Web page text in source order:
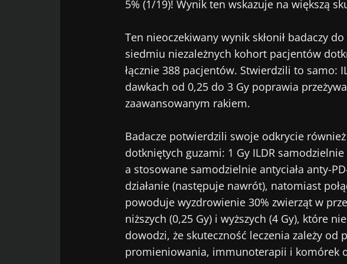
5% (1/19)! Wynik ten wskazuje na większą
Ten nieoczekiwany wynik skłonił badaczy
siedmiu niezależnych kohort pacjentów
łącznie 388 pacjentów. Stwierdzili to samo:
dawkach od 0,25 do 3 Gy poprawia
zaawansowanym rakiem.
Badacze potwierdzili swoje odkrycie
dotkniętych guzami: 1 Gy ILDR
a stosowane samodzielnie antyciała anty-
działanie (następuje nawrót), natomiast
powoduje wyzdrowienie 30% zwierząt w
niższych (0,25 Gy) i wyższych (4 Gy), które
dowodzi, że skuteczność leczenia zależy od
promieniowania, immunoterapii i komórek
Zamierzasz przekierować i
Bądź na
Dołącz do społeczności
„Microbiota Digest” i „Magazyn
bieżąco z najnowszymi
Nie
Dołącz do społeczności
„Microbiota Digest” i „Magazyn
bieżąco z najnowszymi
Chcę zaprenumerować inne
Zapoznałem się i akceptuję
osobowychBiocodex
* Pole obowiązkowe
BMI 20-35